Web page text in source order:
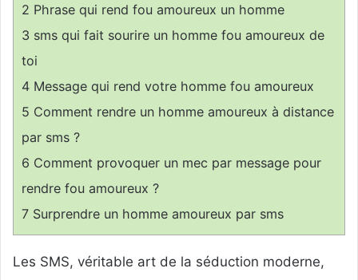
2 Phrase qui rend fou amoureux un homme
3 sms qui fait sourire un homme fou amoureux de
toi
4 Message qui rend votre homme fou amoureux
5 Comment rendre un homme amoureux à distance
par sms ?
6 Comment provoquer un mec par message pour
rendre fou amoureux ?
7 Surprendre un homme amoureux par sms
Les SMS, véritable art de la séduction moderne,